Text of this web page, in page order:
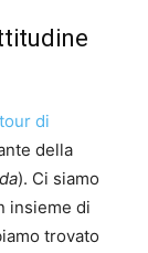
di
della
). Ci siamo
insieme di
trovato